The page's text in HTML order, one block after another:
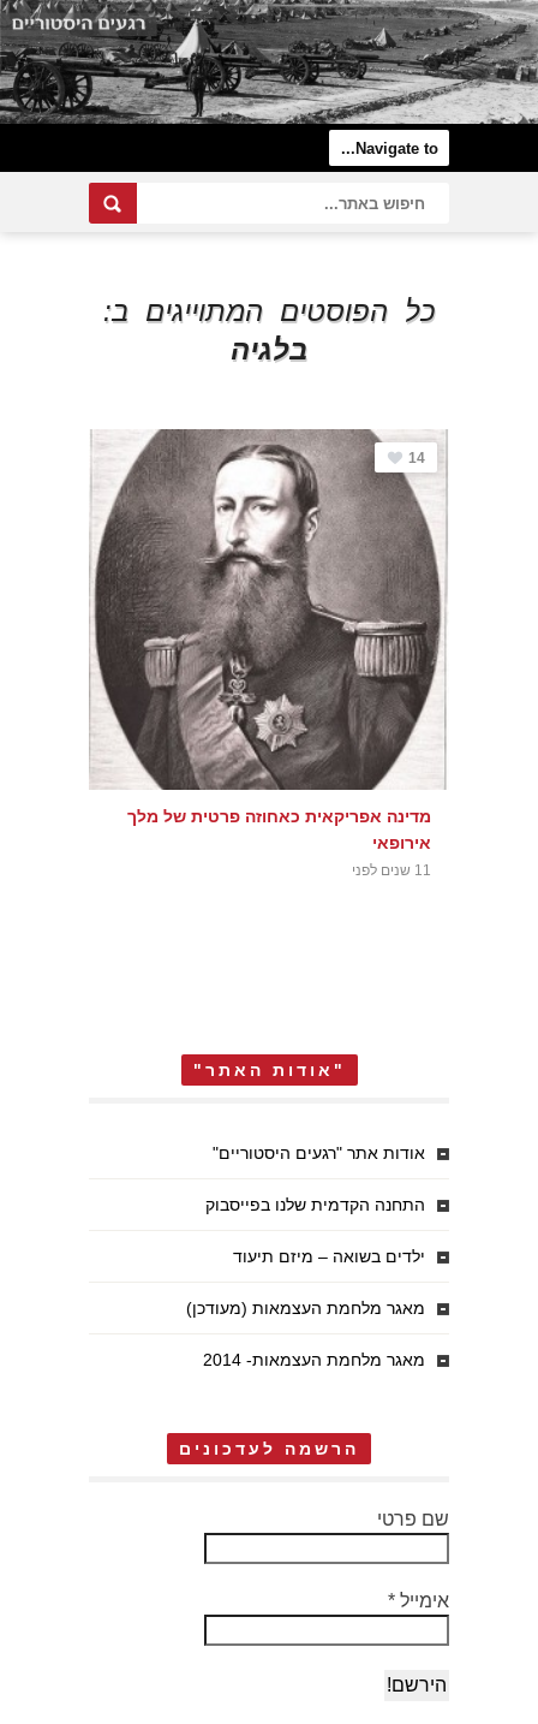
כל הפוסטים המתוייגים ב:
בלגיה
14
מדינה אפריקאית כאחוזה פרטית של מלך
אירופאי
11 שנים לפני
"אודות האתר"
אודות אתר "רגעים היסטוריים"
התחנה הקדמית שלנו בפייסבוק
ילדים בשואה – מיזם תיעוד
מאגר מלחמת העצמאות (מעודכן)
מאגר מלחמת העצמאות- 2014
הרשמה לעדכונים
שם פרטי
אימייל *